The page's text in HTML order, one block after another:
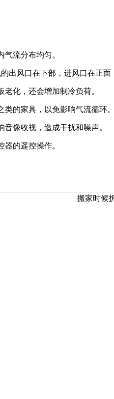
流分布均匀。
风口在下部，进风口在正面
化，还会增加制冷负荷。
的家具，以免影响气流循环。
像收视，造成干扰和噪声。
的遥控操作。